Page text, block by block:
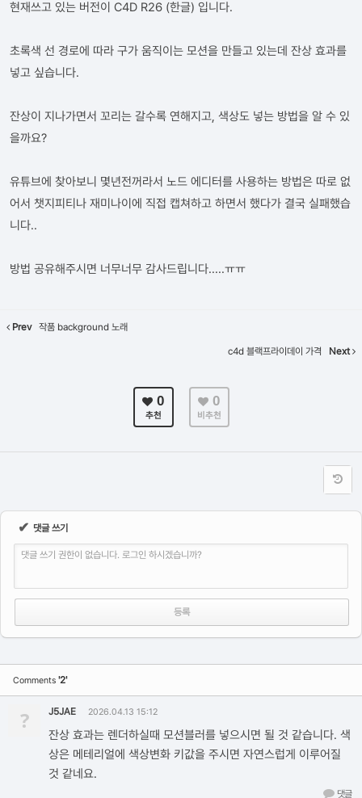
현재쓰고 있는 버전이 C4D R26 (한글) 입니다.
초록색 선 경로에 따라 구가 움직이는 모션을 만들고 있는데 잔상 효과를
넣고 싶습니다.
잔상이 지나가면서 꼬리는 갈수록 연해지고, 색상도 넣는 방법을 알 수 있
을까요?
유튜브에 찾아보니 몇년전꺼라서 노드 에디터를 사용하는 방법은 따로 없
어서 챗지피티나 재미나이에 직접 캡쳐하고 하면서 했다가 결국 실패했습
니다..
방법 공유해주시면 너무너무 감사드립니다.....ㅠㅠ
Prev 작품 background 노래
c4d 블랙프라이데이 가격 Next
0
추천
0
비추천
✔ 댓글 쓰기
댓글 쓰기 권한이 없습니다. 로그인 하시겠습니까?
Comments '2'
? J5JAE 2026.04.13 15:12
잔상 효과는 렌더하실때 모션블러를 넣으시면 될 것 같습니다. 색
상은 메테리얼에 색상변화 키값을 주시면 자연스럽게 이루어질
것 같네요.
댓글